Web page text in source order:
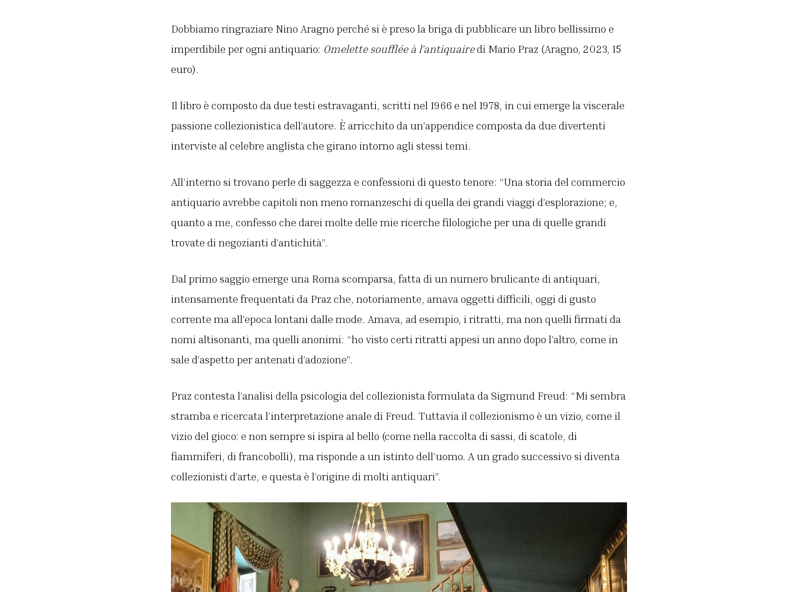
Dobbiamo ringraziare Nino Aragno perché si è preso la briga di pubblicare un libro bellissimo e
imperdibile per ogni antiquario: Omelette soufflée à l’antiquairedi Mario Praz (Aragno, 2023, 15
euro).
Il libro è composto da due testi estravaganti, scritti nel 1966 e nel 1978, in cui emerge la viscerale
passione collezionistica dell’autore. È arricchito da un’appendice composta da due divertenti
interviste al celebre anglista che girano intorno agli stessi temi.
All’interno si trovano perle di saggezza e confessioni di questo tenore: “Una storia del commercio
antiquario avrebbe capitoli non meno romanzeschi di quella dei grandi viaggi d’esplorazione; e,
quanto a me, confesso che darei molte delle mie ricerche filologiche per una di quelle grandi
trovate di negozianti d’antichità”.
Dal primo saggio emerge una Roma scomparsa, fatta di un numero brulicante di antiquari,
intensamente frequentati da Praz che, notoriamente, amava oggetti difficili, oggi di gusto
corrente ma all’epoca lontani dalle mode. Amava, ad esempio, i ritratti, ma non quelli firmati da
nomi altisonanti, ma quelli anonimi: “ho visto certi ritratti appesi un anno dopo l’altro, come in
sale d’aspetto per antenati d’adozione”.
Praz contesta l’analisi della psicologia del collezionista formulata da Sigmund Freud: “Mi sembra
stramba e ricercata l’interpretazione anale di Freud. Tuttavia il collezionismo è un vizio, come il
vizio del gioco: e non sempre si ispira al bello (come nella raccolta di sassi, di scatole, di
fiammiferi, di francobolli), ma risponde a un istinto dell’uomo. A un grado successivo si diventa
collezionisti d’arte, e questa è l’origine di molti antiquari”.